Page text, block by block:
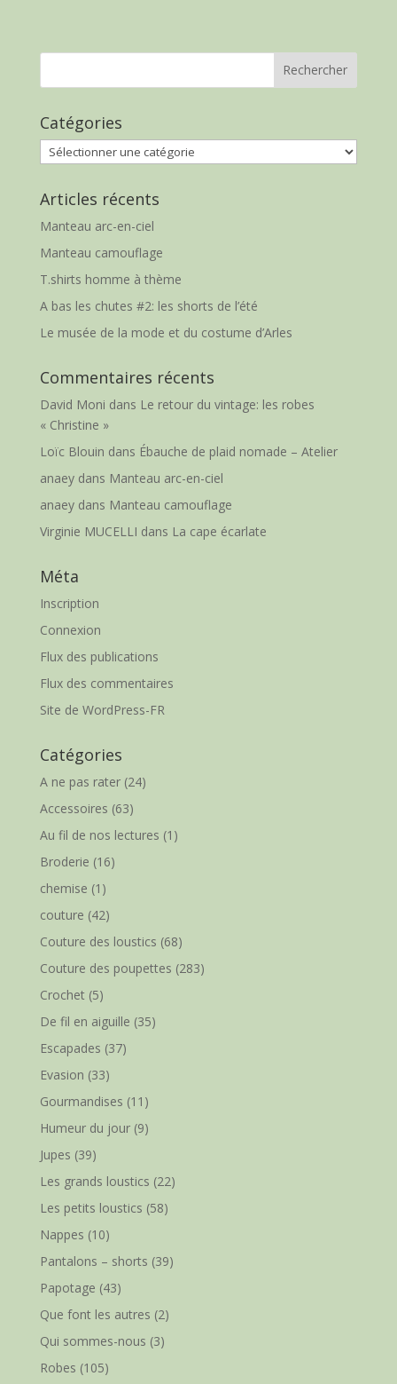
Catégories
Catégories
Articles récents
Manteau arc-en-ciel
Manteau camouflage
T.shirts homme à thème
A bas les chutes #2: les shorts de l’été
Le musée de la mode et du costume d’Arles
Commentaires récents
David Moni dans Le retour du vintage: les robes
« Christine »
Loïc Blouin dans Ébauche de plaid nomade – Atelier
anaeydans Manteau arc-en-ciel
anaeydans Manteau camouflage
Virginie MUCELLI dans La cape écarlate
Méta
Inscription
Connexion
Flux des publications
Flux des commentaires
Site de WordPress-FR
Catégories
A ne pas rater(24)
Accessoires (63)
Au fil de nos lectures (1)
Broderie (16)
chemise (1)
couture (42)
Couture des loustics (68)
Couture des poupettes (283)
Crochet (5)
De fil en aiguille (35)
Escapades (37)
Evasion (33)
Gourmandises (11)
Humeur du jour(9)
Jupes (39)
Les grands loustics (22)
Les petits loustics (58)
Nappes (10)
Pantalons – shorts (39)
Papotage (43)
Que font les autres (2)
Qui sommes-nous (3)
Robes (105)